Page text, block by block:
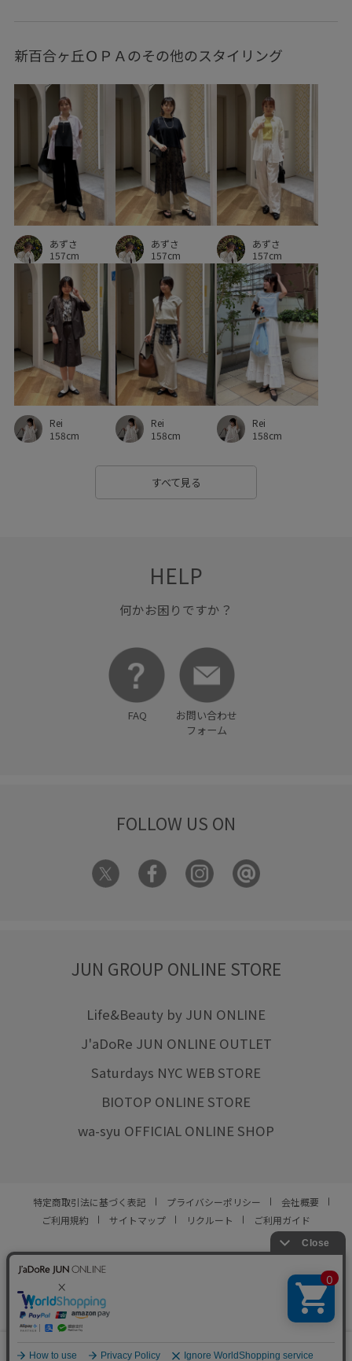
0
ローヒールブーツコーデ ネックレスコーデ
パールネックレス パールネックレスコーデ マグネット
マグネットネックレス マグネットネックレスコーデ
ゴールド ゴールドネックレス ゴールドネックレスコーデ
ROPE ROPEPICNIC ロペ ロペピクニック
初春コーデ 初冬コーデ 冬コーデ お仕事コーデ
運動会コーデ デートコーデ 旅行コーデ
フェスコーデ 推し活コーデ お正月・初詣コーデ
女子会コーデ 父の日ギフト 母の日ギフト
ホワイトデーギフト バレンタインデーギフト
敬老の日ギフト 体型カバー きれいめコーデ
ROPÉ PICNIC ウェーブ イエベ秋 ノーマル
トップス ニット/セーター ワンピース
ジャンパースカート バッグ ショルダーバッグ
ブーツ アクセサリー ネックレス
2BUY10%OFF対象商品 ROPÉPICNIC_TIMESALE
RP251014リール着用アイテム RP25AW
RP25AWsale4000under RP25AWsale値下げ
さりげないアクセント なめらか
ウエストマーク ウォーム感
カットソー クッション性 クルーネック
クーポン対象商品 コート ゴールドの金具
サイドゴアブーツ サイドジップ
シアー シャツ ショートブーツ
シンプルコーデ ジップ仕様
スタイルアップ スッキリ スラックス
チクチクしない ツイード素材 トレンドカラー
パンツ
パンプス パール
フレアスカート ボリューム感
ボーダー
新百合ヶ丘ＯＰＡのその他のスタイリング
あずさ
157cm
あずさ
157cm
あずさ
157cm
Rei
158cm
Rei
158cm
Rei
158cm
すべて見る
HELP
何かお困りですか？
FAQ
お問い合わせ
フォーム
FOLLOW US ON
JUN GROUP ONLINE STORE
Life&Beauty by JUN ONLINE
J'aDoRe JUN ONLINE OUTLET
Saturdays NYC WEB STORE
BIOTOP ONLINE STORE
wa-syu OFFICIAL ONLINE SHOP
特定商取引法に基づく表記 プライバシーポリシー
会社概要
ご利用規約
サイトマップ リクルート ご利用ガイド
© JUN CO.,LTD. ALL RIGHTS RESERVED.